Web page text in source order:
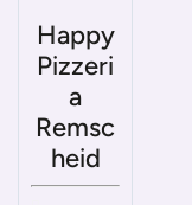
Happy
Pizzeri
a
Remsc
heid